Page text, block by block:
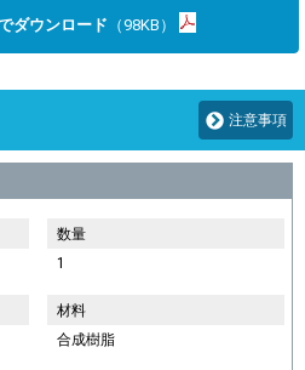
ダウンロード （98KB）
注意事項
数量
1
材料
合成樹脂